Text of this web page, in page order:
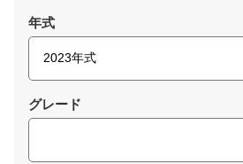
年式
グレード